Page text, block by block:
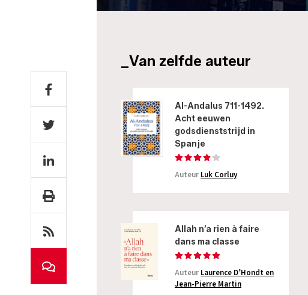
_Van zelfde auteur
Al-Andalus 711-1492.
Acht eeuwen
godsdienststrijd in
Spanje
Auteur Luk Corluy
Allah n’a rien à faire
dans ma classe
Auteur Laurence D’Hondt en
Jean-Pierre Martin